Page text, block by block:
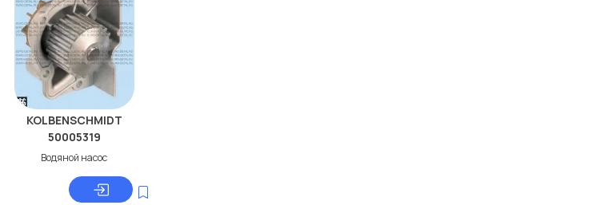
KOLBENSCHMIDT
50005319
Водяной насос